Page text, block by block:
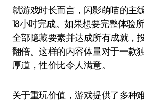
就游戏时长而言，闪影萌喵的主
18小时完成。如果想要完整体验
全部隐藏要素并达成所有成就，
翻倍。这样的内容体量对于一款
厚道，性价比令人满意。
关于重玩价值，游戏提供了多种